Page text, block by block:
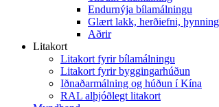
Endurnýja bílamálningu
Glært lakk, herðiefni,
Aðrir
Litakort
Litakort fyrir bílamálningu
Litakort fyrir byggingarhúðun
Iðnaðarmálning og húðun í Kína
RAL alþjóðlegt litakort